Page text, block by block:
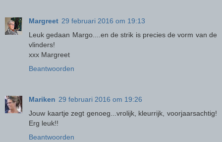
Margreet 29 februari 2016 om 19:13
Leuk gedaan Margo....en de strik is precies de vorm van de
vlinders!
xxx Margreet
Beantwoorden
Mariken 29 februari 2016 om 19:26
Jouw kaartje zegt genoeg...vrolijk, kleurrijk, voorjaarsachtig!
Erg leuk!!
Beantwoorden